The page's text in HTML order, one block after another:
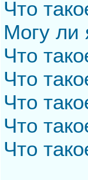
Что
Могу ли
Что
Что
Что
Что
Что